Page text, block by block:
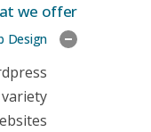
we offer
Design